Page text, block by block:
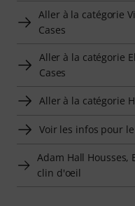
Aller à la catégorie
Cases
Aller à la catégorie
Cases
Aller à la catégorie
Voir les infos pour
Adam Hall Housses,
clin d'oeil